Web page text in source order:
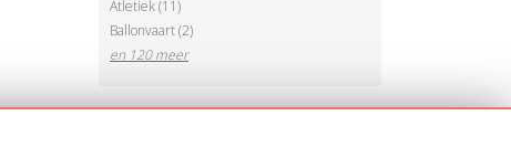
Atletiek (11)
Ballonvaart (2)
en 120 meer